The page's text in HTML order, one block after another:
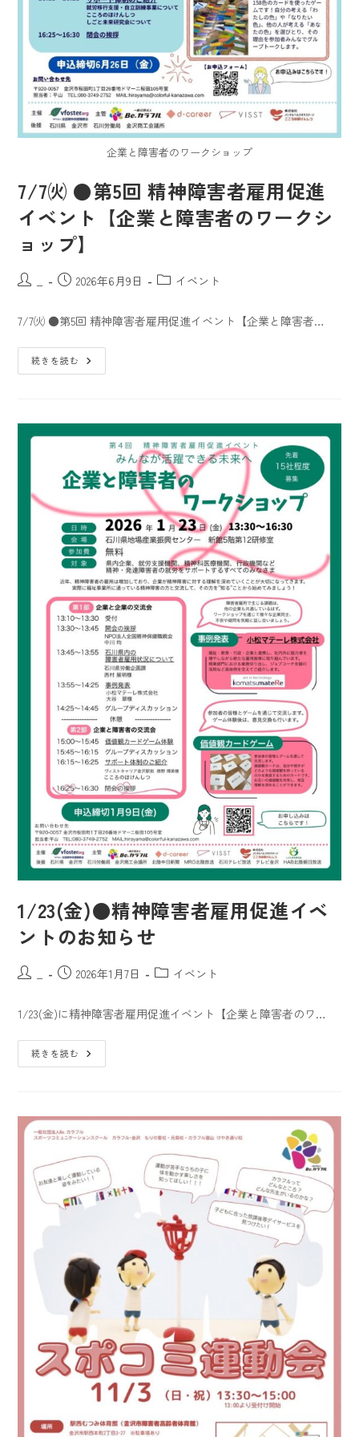
企業と障害者のワークショップ
7/7㈫ ●第5回 精神障害者雇用促進
イベント【企業と障害者のワークシ
ョップ】
2026年6月9日 イベント
7/7㈫ ●第5回 精神障害者雇用促進イベント【企業と障害者…
続きを読む
1/23(金)●精神障害者雇用促進イベ
ントのお知らせ
2026年1月7日 イベント
1/23(金)に精神障害者雇用促進イベント【企業と障害者のワ…
続きを読む